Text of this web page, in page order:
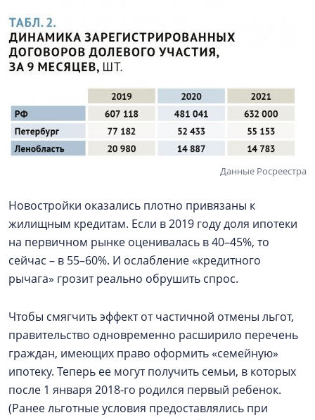
Данные Росреестра
Новостройки оказались плотно привязаны к
жилищным кредитам. Если в 2019 году доля ипотеки
на первичном рынке оценивалась в 40–45%, то
сейчас – в 55–60%. И ослабление «кредитного
рычага» грозит реально обрушить спрос.
Чтобы смягчить эффект от частичной отмены льгот,
правительство одновременно расширило перечень
граждан, имеющих право оформить «семейную»
ипотеку. Теперь ее могут получить семьи, в которых
после 1 января 2018-го родился первый ребенок.
(Ранее льготные условия предоставлялись при